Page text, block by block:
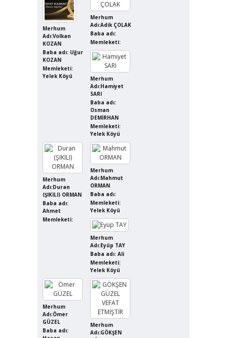
Merhum
Adı:Volkan
KOZAN
Baba adı: Uğur
KOZAN
Memleketi:
Yelek Köyü
Merhum
Adı:Adik ÇOLAK
Baba adı:
Memleketi:
Merhum
Adı:Hamiyet
SARI
Baba adı:
Osman
DEMİRHAN
Memleketi:
Yelek Köyü
Merhum
Adı:Duran
(ŞIKILI) ORMAN
Baba adı:
Ahmet
Memleketi:
Merhum
Adı:Mahmut
ORMAN
Baba adı:
Memleketi:
Yelek Köyü
Merhum
Adı:Eyüp TAY
Baba adı: Ali
Memleketi:
Yelek Köyü
Merhum
Adı:Ömer
GÜZEL
Baba adı:
Merhum
Adı:GÖKŞEN